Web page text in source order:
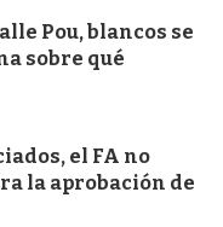
Pou, blancos se
sobre qué
el FA no
la aprobación de